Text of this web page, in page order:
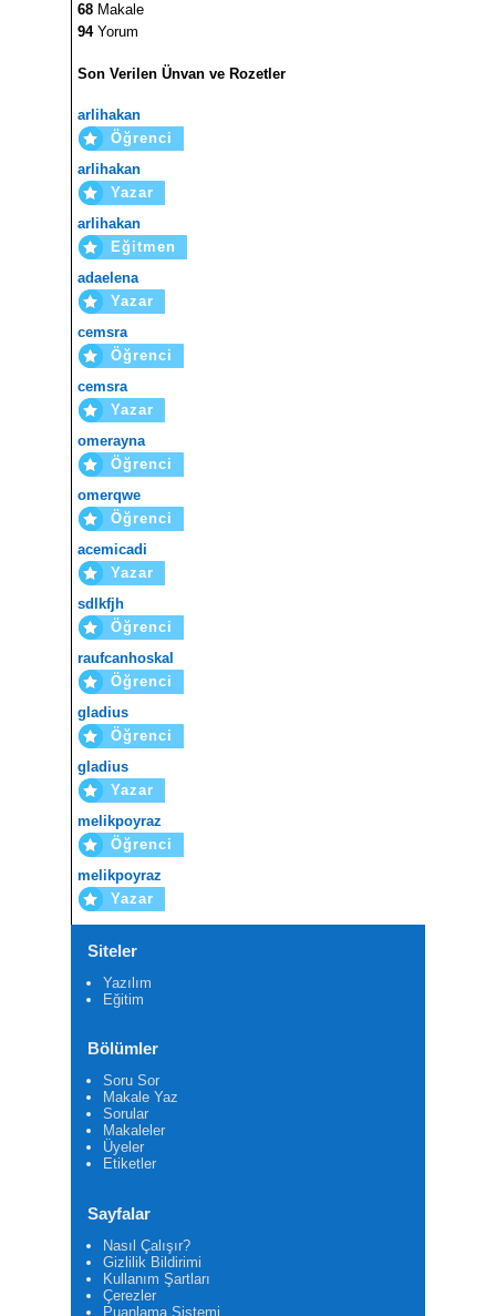
68 Makale
94Yorum
Son Verilen Ünvan ve Rozetler
arlihakan
Öğrenci
arlihakan
Yazar
arlihakan
Eğitmen
adaelena
Yazar
cemsra
Öğrenci
cemsra
Yazar
omerayna
Öğrenci
omerqwe
Öğrenci
acemicadi
Yazar
sdlkfjh
Öğrenci
raufcanhoskal
Öğrenci
gladius
Öğrenci
gladius
Yazar
melikpoyraz
Öğrenci
melikpoyraz
Yazar
Siteler
Yazılım
Eğitim
Bölümler
Soru Sor
Makale Yaz
Sorular
Makaleler
Üyeler
Etiketler
Sayfalar
Nasıl Çalışır?
Gizlilik Bildirimi
Kullanım Şartları
Çerezler
Puanlama Sistemi